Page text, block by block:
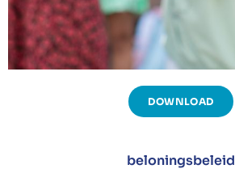
DOWNLOAD
beloningsbeleid